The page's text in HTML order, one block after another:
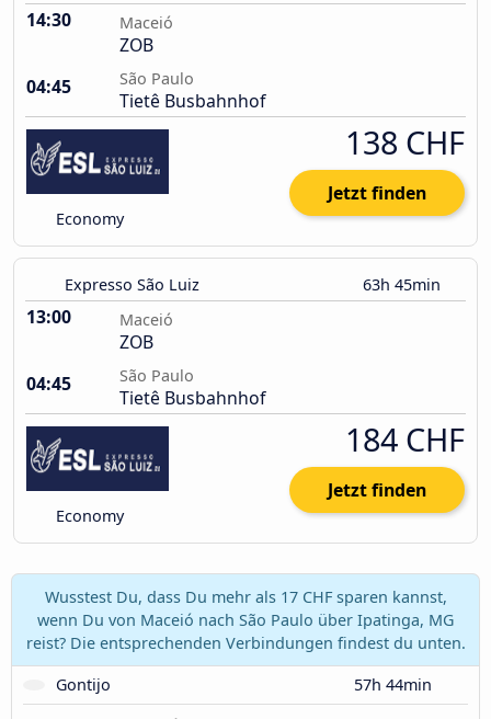
14:30 Maceió
ZOB
04:45
São Paulo
Tietê Busbahnhof
Economy
138 CHF
Jetzt finden
Expresso São Luiz 63h 45min
13:00 Maceió
ZOB
04:45
São Paulo
Tietê Busbahnhof
Economy
184 CHF
Jetzt finden
Wusstest Du, dass Du mehr als 17 CHF sparen kannst,
wenn Du von Maceió nach São Paulo über Ipatinga, MG
reist? Die entsprechenden Verbindungen findest du unten.
Gontijo
57h 44min